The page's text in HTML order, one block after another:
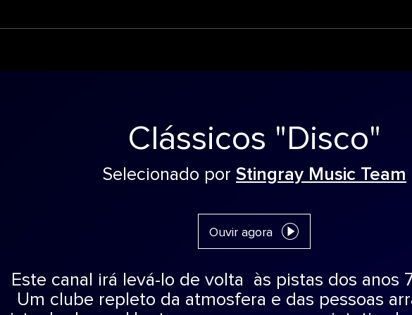
Clássicos "Disco"
Selecionado por Stingray Music Team
Ouvir agora
Este canal irá levá-lo de volta às pistas dos anos
Um clube repleto da atmosfera e das pessoas